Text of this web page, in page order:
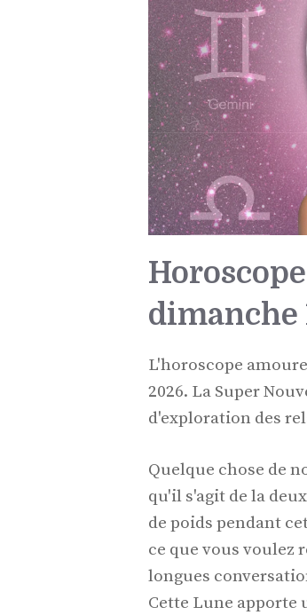
dimanche
L'horoscope
2026. La Super
d'exploration des
Quelque chose de
qu'il s'agit de la
de poids pendant
ce que vous voulez
longues
Cette Lune apporte